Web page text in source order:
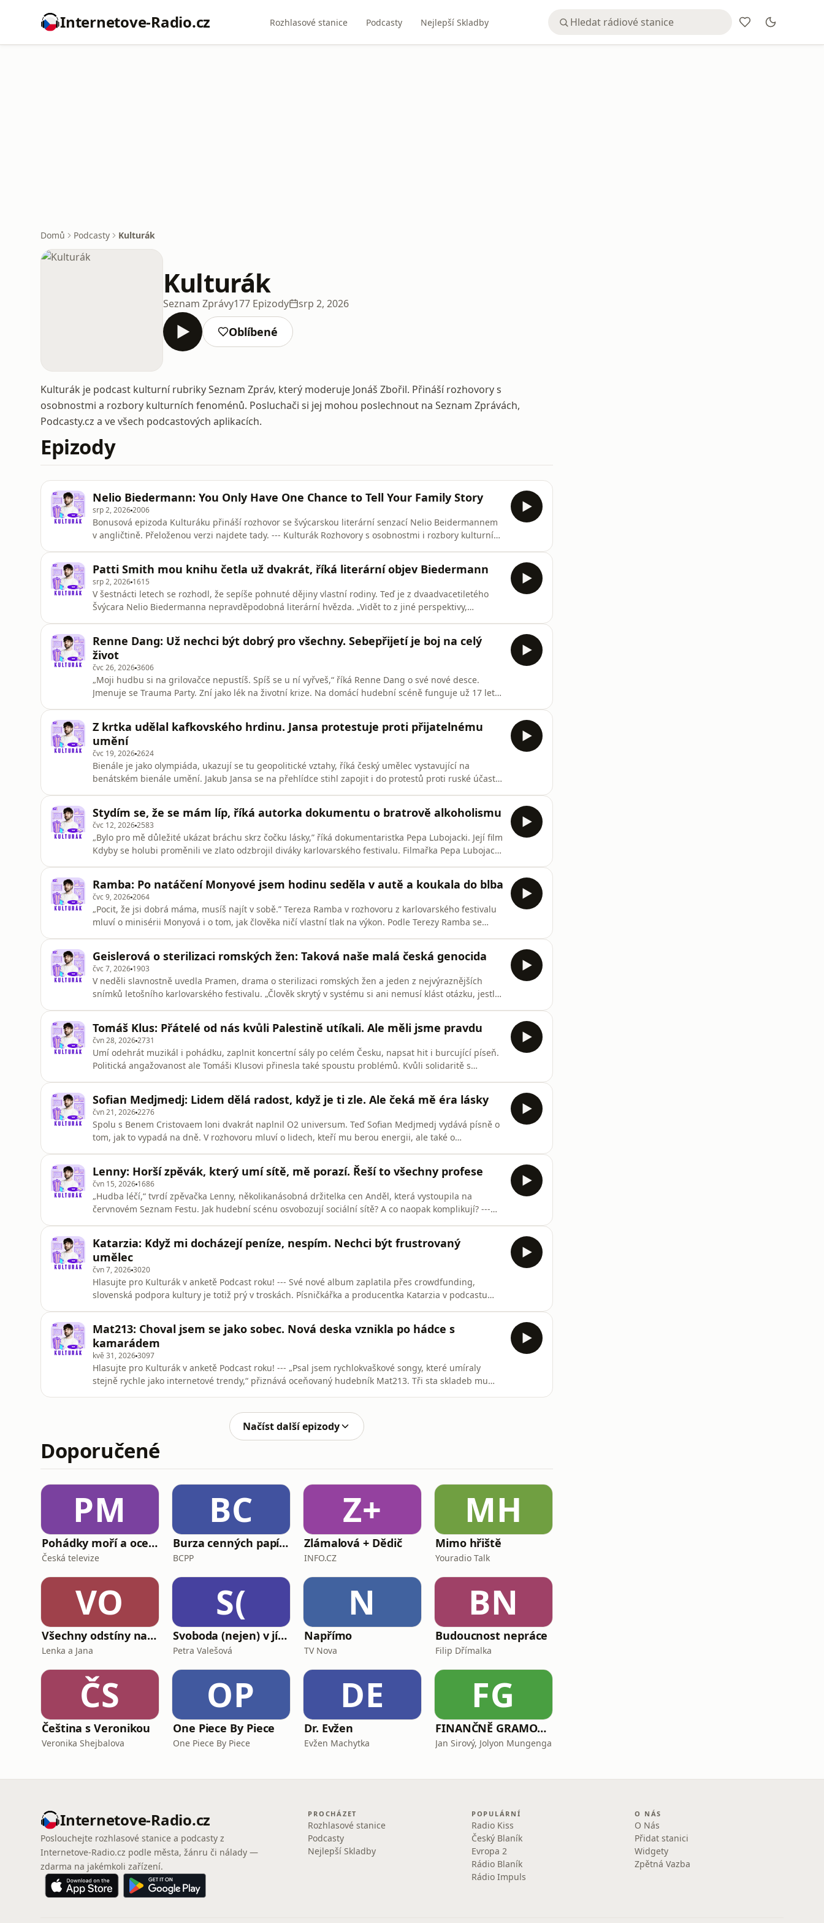
Internetove-Radio.cz Rozhlasové stanice Podcasty Nejlepší Skladby
Domů Podcasty Kulturák
Kulturák
Seznam Zprávy177 Epizody srp 2, 2026
Oblíbené
Kulturák je podcast kulturní rubriky Seznam Zpráv, který moderuje Jonáš Zbořil. Přináší rozhovory s
osobnostmi a rozbory kulturních fenoménů. Posluchači si jej mohou poslechnout na Seznam Zprávách,
Podcasty.cz a ve všech podcastových aplikacích.
Epizody
Nelio Biedermann: You Only Have One Chance to Tell Your Family Story
srp 2, 20262006
Bonusová epizoda Kulturáku přináší rozhovor se švýcarskou literární senzací Nelio Beidermannem
v angličtině. Přeloženou verzi najdete tady. --- Kulturák Rozhovory s osobnostmi i rozbory kulturních
čem by se J
Patti Smith mou knihu četla už dvakrát, říká literární objev Biedermann
srp 2, 2026 1615
V šestnácti letech se rozhodl, že sepíše pohnuté dějiny vlastní rodiny. Teď je z dvaadvacetiletého
Švýcara Nelio Biedermanna nepravděpodobná literární hvězda. „Vidět to z jiné perspektivy,
přenést je do
Renne Dang: Už nechci být dobrý pro všechny. Sebepřijetí je boj na celý
život
čvc 26, 20263606
„Moji hudbu si na grilovačce nepustíš. Spíš se u ní vyřveš,“ říká Renne Dang o své nové desce.
Jmenuje se Trauma Party. Zní jako lék na životní krize. Na domácí hudební scéně funguje už 17 let.
se propsala i
Z krtka udělal kafkovského hrdinu. Jansa protestuje proti přijatelnému
umění
čvc 19, 20262624
Bienále je jako olympiáda, ukazují se tu geopolitické vztahy, říká český umělec vystavující na
benátském bienále umění. Jakub Jansa se na přehlídce stihl zapojit i do protestů proti ruské účasti
měl být krteč
Stydím se, že se mám líp, říká autorka dokumentu o bratrově alkoholismu
čvc 12, 20262583
„Bylo pro mě důležité ukázat bráchu skrz čočku lásky,” říká dokumentaristka Pepa Lubojacki. Její film
Kdyby se holubi proměnili ve zlato odzbrojil diváky karlovarského festivalu. Filmařka Pepa Lubojacki
brutáln
Ramba: Po natáčení Monyové jsem hodinu seděla v autě a koukala do blba
čvc 9, 20262064
„Pocit, že jsi dobrá máma, musíš najít v sobě.” Tereza Ramba v rozhovoru z karlovarského festivalu
mluví o minisérii Monyová i o tom, jak člověka ničí vlastní tlak na výkon. Podle Terezy Ramba se
p
Geislerová o sterilizaci romských žen: Taková naše malá česká genocida
čvc 7, 2026 1903
V neděli slavnostně uvedla Pramen, drama o sterilizaci romských žen a jeden z nejvýraznějších
snímků letošního karlovarského festivalu. „Člověk skrytý v systému si ani nemusí klást otázku, jestli
určitou rasu, to je
Tomáš Klus: Přátelé od nás kvůli Palestině utíkali. Ale měli jsme pravdu
čvn 28, 20262731
Umí odehrát muzikál i pohádku, zaplnit koncertní sály po celém Česku, napsat hit i burcující píseň.
Politická angažovanost ale Tomáši Klusovi přinesla také spoustu problémů. Kvůli solidaritě s
Kulturák s T
Sofian Medjmedj: Lidem dělá radost, když je ti zle. Ale čeká mě éra lásky
čvn 21, 20262276
Spolu s Benem Cristovaem loni dvakrát naplnil O2 universum. Teď Sofian Medjmedj vydává písně o
tom, jak to vypadá na dně. V rozhovoru mluví o lidech, kteří mu berou energii, ale také o
osobnostmi i rozbory kulturních fenoménů. To je Kulturák, podcast kulturní rubriky Seznam Zpráv,
který moderuje Jonáš
Lenny: Horší zpěvák, který umí sítě, mě porazí. Řeší to všechny profese
čvn 15, 2026 1686
„Hudba léčí,“ tvrdí zpěvačka Lenny, několikanásobná držitelka cen Anděl, která vystoupila na
červnovém Seznam Festu. Jak hudební scénu osvobozují sociální sítě? A co naopak komplikují? ---
podcastových apli
Katarzia: Když mi docházejí peníze, nespím. Nechci být frustrovaný
umělec
čvn 7, 20263020
Hlasujte pro Kulturák v anketě Podcast roku! --- Své nové album zaplatila přes crowdfunding,
slovenská podpora kultury je totiž prý v troskách. Písničkářka a producentka Katarzia v podcastu
Seznam Zpráv, který
Mat213: Choval jsem se jako sobec. Nová deska vznikla po hádce s
kamarádem
kvě 31, 20263097
Hlasujte pro Kulturák v anketě Podcast roku! --- „Psal jsem rychlokvaškové songy, které umíraly
stejně rychle jako internetové trendy,“ přiznává oceňovaný hudebník Mat213. Tři sta skladeb mu
Načíst další epizody
Doporučené
PM
Pohádky moří a oceánů
Česká televize
BC
Burza cenných papírů Praha
BCPP
Z+
Zlámalová + Dědič
INFO.CZ
MH
Mimo hřiště
Youradio Talk
VO
Všechny odstíny narcismu
Lenka a Jana
S(
Svoboda (nejen) v jídle
Petra Valešová
N
Napřímo
TV Nova
BN
Budoucnost nepráce
Filip Dřímalka
ČS
Čeština s Veronikou
Veronika Shejbalova
OP
One Piece By Piece
One Piece By Piece
DE
Dr. Evžen
Evžen Machytka
FG
FINANČNĚ GRAMOTNÍ
Jan Sirový, Jolyon Mungenga
Internetove-Radio.cz
Poslouchejte rozhlasové stanice a podcasty z
Internetove-Radio.cz podle města, žánru či nálady —
zdarma na jakémkoli zařízení.
PROCHÁZET
Rozhlasové stanice
Podcasty
Nejlepší Skladby
POPULÁRNÍ
Radio Kiss
Český Blaník
Evropa 2
Rádio Blaník
Rádio Impuls
O NÁS
O Nás
Přidat stanici
Widgety
Zpětná Vazba